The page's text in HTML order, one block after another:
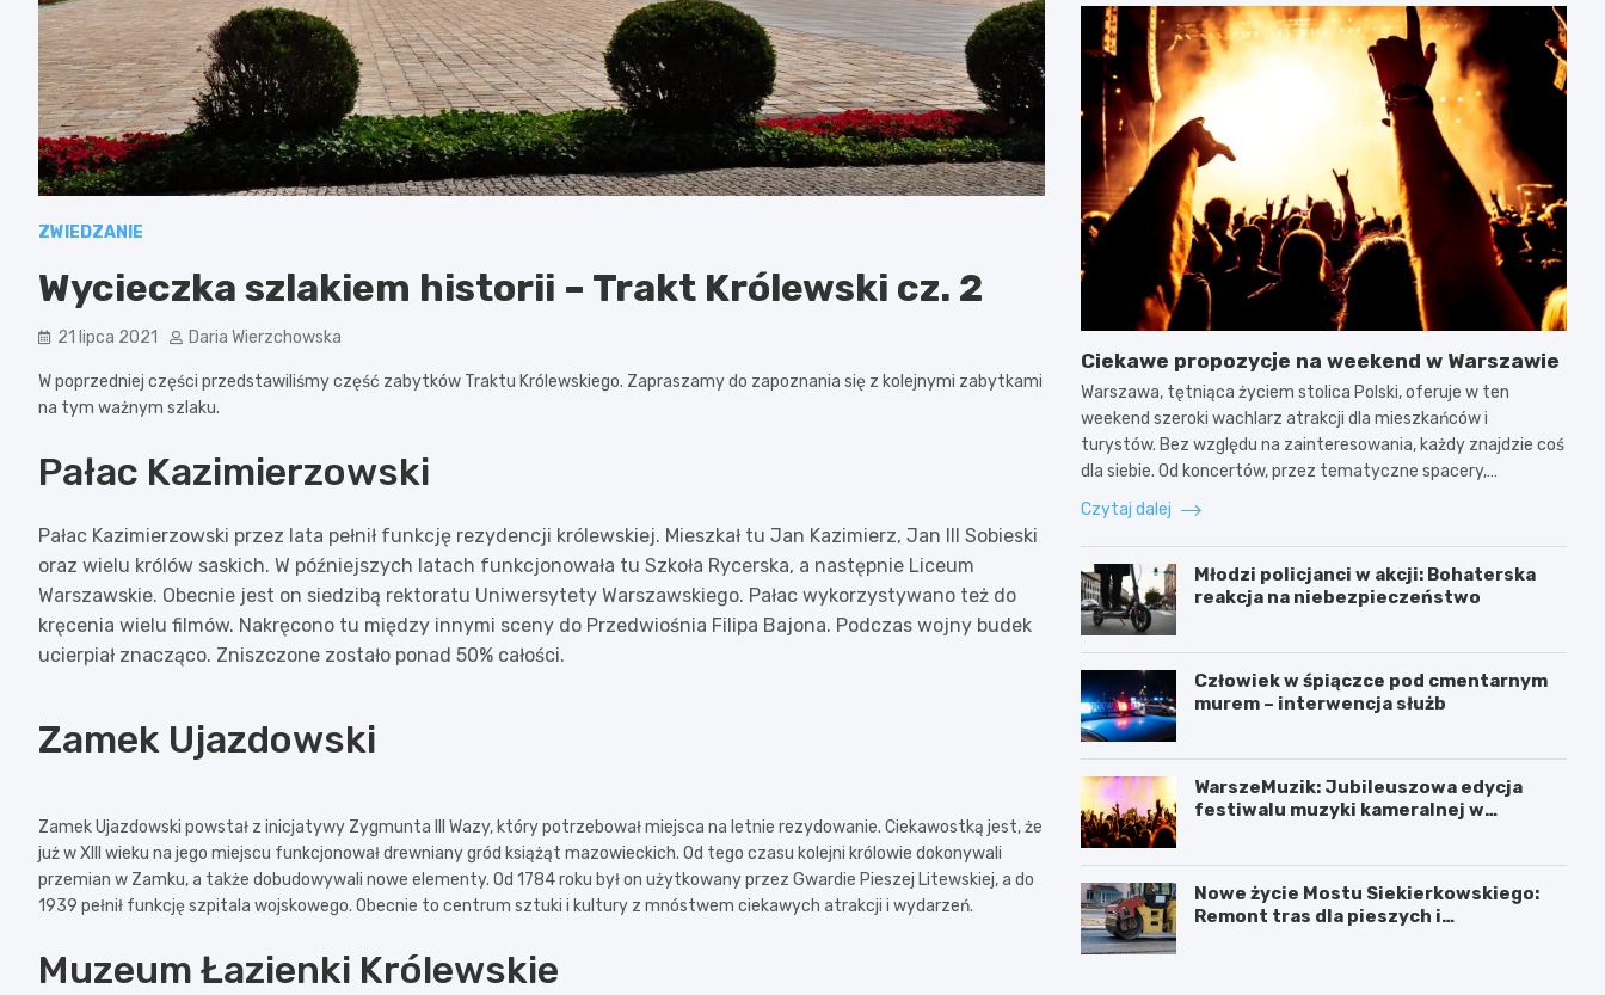
ZWIEDZANIE
Wycieczka szlakiem historii – Trakt Królewski cz. 2
21 lipca 2021 Daria Wierzchowska
W poprzedniej części przedstawiliśmy część zabytków Traktu Królewskiego. Zapraszamy do zapoznania się z kolejnymi zabytkami
na tym ważnym szlaku.
Pałac Kazimierzowski
Pałac Kazimierzowski przez lata pełnił funkcję rezydencji królewskiej. Mieszkał tu Jan Kazimierz, Jan III Sobieski
oraz wielu królów saskich. W późniejszych latach funkcjonowała tu Szkoła Rycerska, a następnie Liceum
Warszawskie. Obecnie jest on siedzibą rektoratu Uniwersytety Warszawskiego. Pałac wykorzystywano też do
kręcenia wielu filmów. Nakręcono tu między innymi sceny do Przedwiośnia Filipa Bajona. Podczas wojny budek
ucierpiał znacząco. Zniszczone zostało ponad 50% całości.
Zamek Ujazdowski
Zamek Ujazdowski powstał z inicjatywy Zygmunta III Wazy, który potrzebował miejsca na letnie rezydowanie. Ciekawostką jest, że
już w XIII wieku na jego miejscu fun­kcjo­no­wał dre­wnia­ny gród ksią­żąt ma­zo­wie­ckich. Od tego czasu kolejni królowie dokonywali
przemian w Zamku, a także dobudowywali nowe elementy. Od 1784 ro­ku był on użytkowany przez Gwar­die Pie­szej Li­tew­skiej, a do
1939 pe­łnił funkcję szpi­ta­la woj­sko­we­go. Obecnie to centrum sztuki i kultury z mnóstwem ciekawych atrakcji i wydarzeń.
Muzeum Łazienki Królewskie
Ciekawe propozycje na weekend w Warszawie
Warszawa, tętniąca życiem stolica Polski, oferuje w ten
weekend szeroki wachlarz atrakcji dla mieszkańców i
turystów. Bez względu na zainteresowania, każdy znajdzie coś
dla siebie. Od koncertów, przez tematyczne spacery,…
Czytaj dalej
Młodzi policjanci w akcji: Bohaterska
reakcja na niebezpieczeństwo
Człowiek w śpiączce pod cmentarnym
murem – interwencja służb
WarszeMuzik: Jubileuszowa edycja
festiwalu muzyki kameralnej w
Nowe życie Mostu Siekierkowskiego:
Remont tras dla pieszych i